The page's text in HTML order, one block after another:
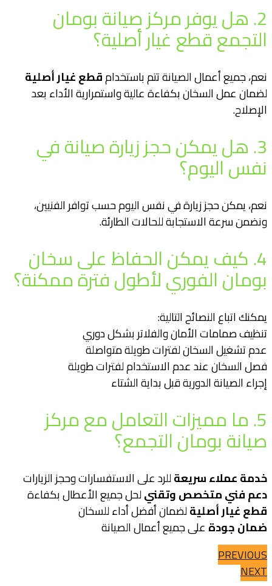
2. هل يوفر مركز صيانة بومان
التجمع قطع غيار أصلية؟
نعم، جميع أعمال الصيانة تتم باستخدامقطع غيار أصلية
لضمان عمل السخان بكفاءة عالية واستمرارية الأداء بعد
الإصلاح.
3. هل يمكن حجز زيارة صيانة في
نفس اليوم؟
نعم، يمكن حجز زيارة في نفس اليوم حسب توافر الفنيين،
ونضمن سرعة الاستجابة للحالات الطارئة.
4. كيف يمكن الحفاظ على سخان
بومان الفوري لأطول فترة ممكنة؟
يمكنك اتباع النصائح التالية:
تنظيف صمامات الأمان والفلاتر بشكل دوري
عدم تشغيل السخان لفترات طويلة متواصلة
فصل السخان عند عدم الاستخدام لفترات طويلة
إجراء الصيانة الدورية قبل بداية الشتاء
5. ما مميزات التعامل مع مركز
صيانة بومان التجمع؟
خدمة عملاء سريعةللرد على الاستفسارات وحجز الزيارات
دعم فني متخصص وتقنيلحل جميع الأعطال بكفاءة
قطع غيار أصليةلضمان أفضل أداء للسخان
ضمان جودة على جميع أعمال الصيانة
PREVIOUS
NEXT